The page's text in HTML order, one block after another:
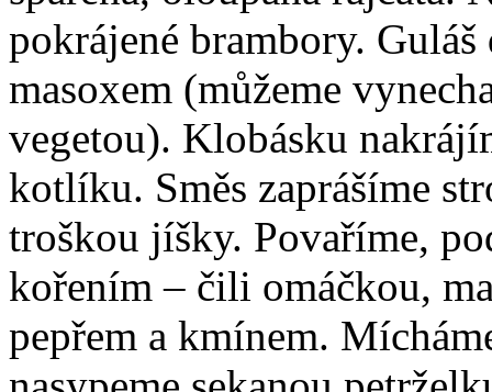
pokrájené brambory.
masoxem (můžeme
vegetou). Klobásku
kotlíku. Směs zaprášíme
troškou jíšky. Povaříme,
kořením – čili omáčkou,
pepřem a kmínem.